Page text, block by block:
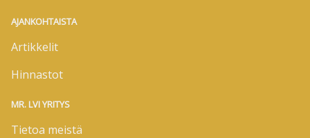
AJANKOHTAISTA
Artikkelit
Hinnastot
MR. LVI YRITYS
Tietoa meistä